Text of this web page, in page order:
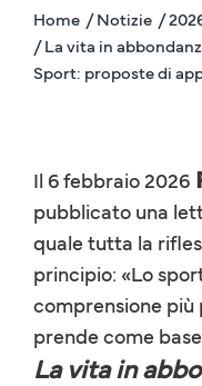
Home / Notizie /
/ La vita in
Sport: proposte di
Il 6 febbraio 2026
pubblicato una
quale tutta la
principio: «Lo
comprensione più
prende come
La vita in